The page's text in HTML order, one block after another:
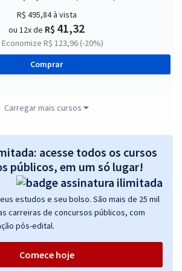
R$ 495,84à vista
ou 12x de R$ 41,32
Economize R$ 123,96 (-20%)
Comprar
Administrativa - Agente da Polícia Judicial
(Pré-edital)
R$ 399,84à vista
ou 12x de R$33,32
Economize R$ 99,96 (-20%)
Comprar
Carregar mais cursos
acesse todos os cursos
públicos, em um só lugar!
estudos e seu bolso. São mais de 25 mil
carreiras de concursos públicos, com
pós-edital.
Comece hoje